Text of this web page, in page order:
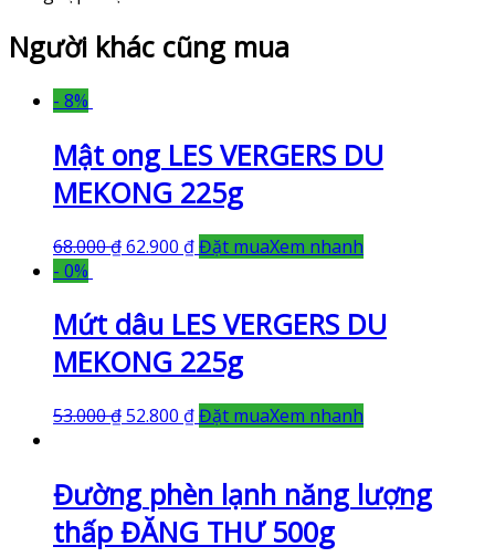
Người khác cũng mua
- 8%
Mật ong LES VERGERS DU
MEKONG 225g
68.000₫62.900 ₫Đặt muaXem nhanh
- 0%
Mứt dâu LES VERGERS DU
MEKONG 225g
53.000₫52.800 ₫Đặt muaXem nhanh
Đường phèn lạnh năng lượng
thấp ĐĂNG THƯ 500g